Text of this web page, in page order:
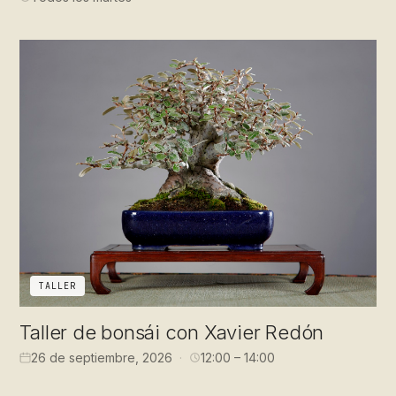
TALLER
Taller de bonsái con Xavier Redón
26 de septiembre, 2026 12:00 – 14:00